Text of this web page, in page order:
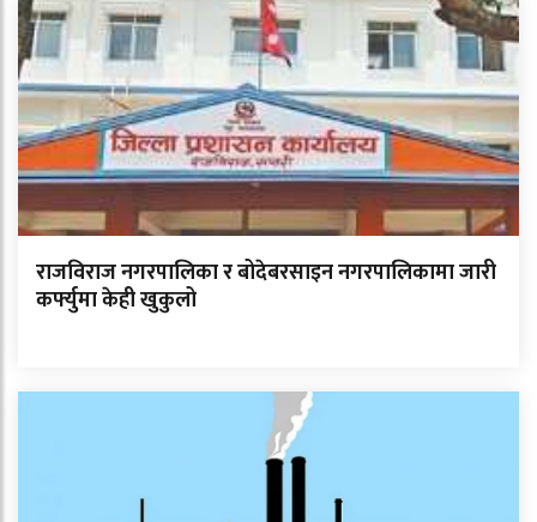
राजविराज नगरपालिका र बोदेबरसाइन नगरपालिकामा जारी
कर्फ्युमा केही खुकुलो